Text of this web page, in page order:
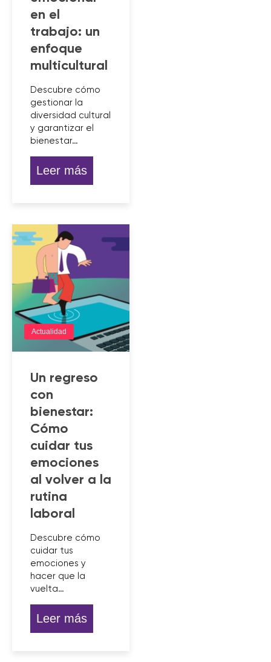
en el
trabajo: un
enfoque
multicultural
Descubre cómo
gestionar la
diversidad cultural
y garantizar el
bienestar…
Leer más
Actualidad
Un regreso
con
bienestar:
Cómo
cuidar tus
emociones
al volver a la
rutina
laboral
Descubre cómo
cuidar tus
emociones y
hacer que la
vuelta…
Leer más